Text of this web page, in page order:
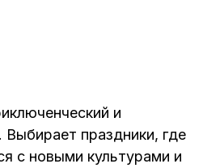
и
Выбирает праздники, где
с новыми культурами и